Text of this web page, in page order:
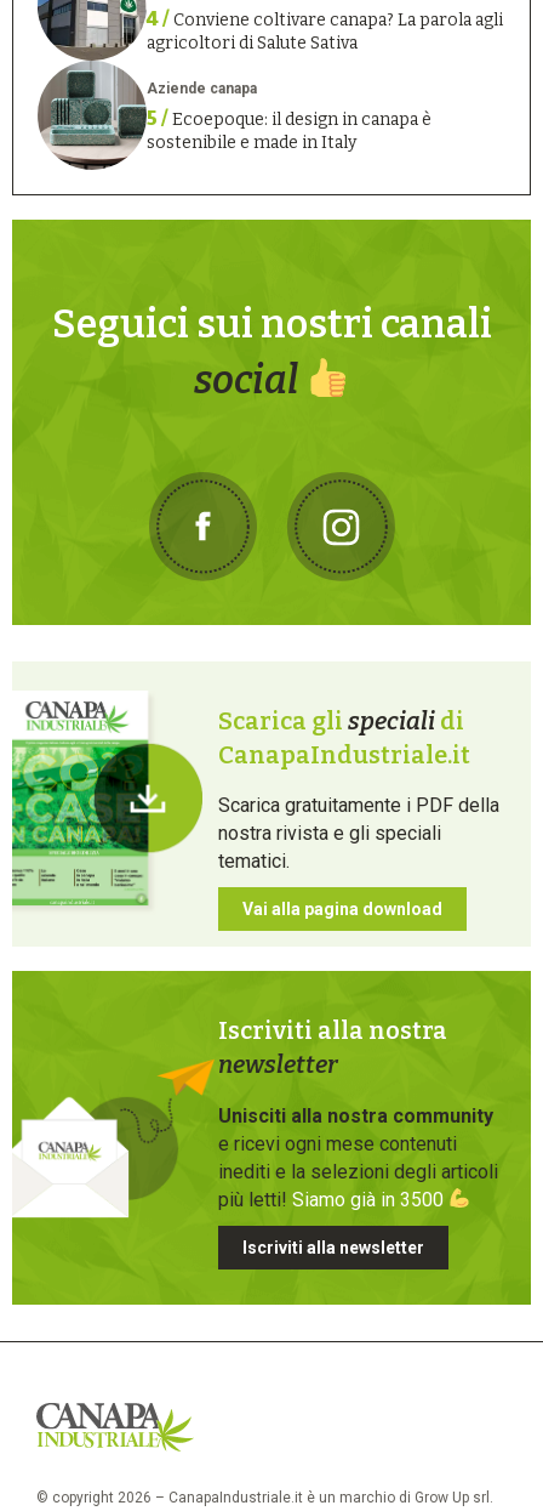
4 /Conviene coltivare canapa? La parola agli
agricoltori di Salute Sativa
Aziende canapa
5 /Ecoepoque: il design in canapa è
sostenibile e made in Italy
Seguici sui nostri canali
social
Scarica gli speciali di
CanapaIndustriale.it
Scarica gratuitamente i PDF della
nostra rivista e gli speciali
tematici.
Vai alla pagina download
Iscriviti alla nostra
newsletter
Unisciti alla nostra community
e ricevi ogni mese contenuti
inediti e la selezioni degli articoli
più letti! Siamo già in 3500
Iscriviti alla newsletter
© copyright 2026 – CanapaIndustriale.it è un marchio di Grow Up srl.